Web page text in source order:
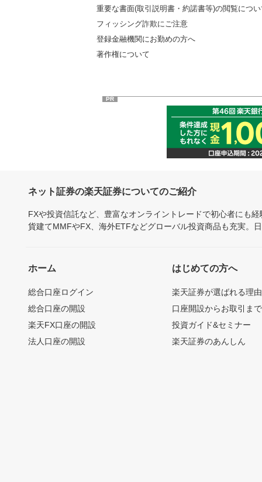
重要な書面(取引説明書・約諾書等)の閲覧につ
フィッシング詐欺にご注意
登録金融機関にお勤めの方へ
著作権について
PR
ネット証券の楽天証券についてのご紹介
FXや投資信託など、豊富なオンライントレードで初心者にも
貨建てMMFやFX、海外ETFなどグローバル投資商品も充実。
ホーム
総合口座ログイン
総合口座の開設
楽天FX口座の開設
法人口座の開設
はじめての方へ
楽天証券が選ばれる理由
口座開設からお取引ま
投資ガイド&セミナー
楽天証券のあんしん